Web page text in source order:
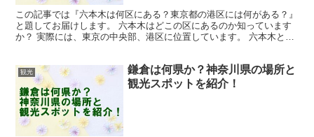
この記事では『六本木は何区にある？東京都の港区には何がある？』
と題してお届けします。 六本木はどこの区にあるのか知っています
か？ 実際には、東京の中央部、港区に位置しています。 六本木とい
観光
鎌倉は何県か？神奈川県の場所と
観光スポットを紹介！